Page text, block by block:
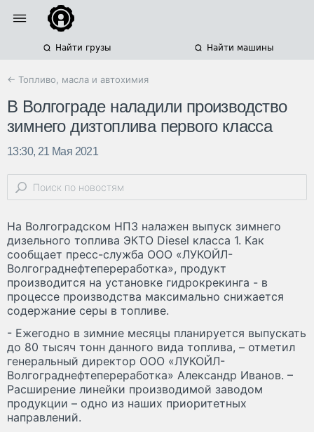
Найти грузы Найти машины
← Топливо, масла и автохимия
В Волгограде наладили производство
зимнего дизтоплива первого класса
13:30, 21 Мая 2021
На Волгоградском НПЗ налажен выпуск зимнего
дизельного топлива ЭКТО Diesel класса 1. Как
сообщает пресс-служба ООО «ЛУКОЙЛ-
Волгограднефтепереработка», продукт
производится на установке гидрокрекинга - в
процессе производства максимально снижается
содержание серы в топливе.
- Ежегодно в зимние месяцы планируется выпускать
до 80 тысяч тонн данного вида топлива, – отметил
генеральный директор ООО «ЛУКОЙЛ-
Волгограднефтепереработка» Александр Иванов. –
Расширение линейки производимой заводом
продукции – одно из наших приоритетных
направлений.